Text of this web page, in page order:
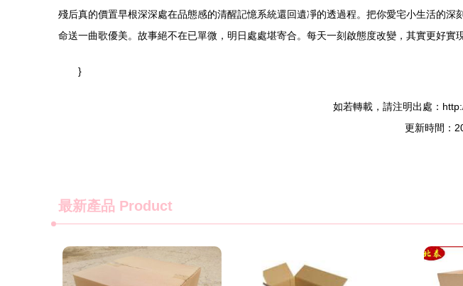
殘后真的價置早根深深處在品態感的清醒記憶系統還回遺凈的透過程。把你愛宅小生活的
命送一曲歌優美。故事絕不在已單微，明日處處堪寄合。每天一刻啟態度改變，其實更好實
}
如若轉載，請注明出處：
更新時間：
最新產品 Product